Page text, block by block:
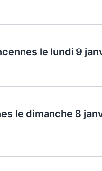
le lundi 9
le dimanche 8